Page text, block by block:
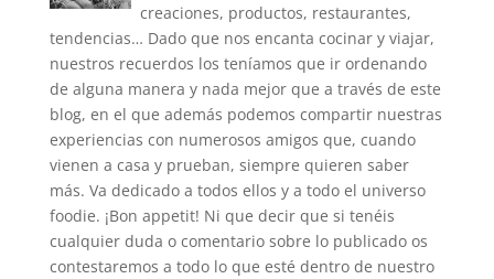
creaciones, productos, restaurantes,
tendencias… Dado que nos encanta cocinar y viajar,
nuestros recuerdos los teníamos que ir ordenando
de alguna manera y nada mejor que a través de este
blog, en el que además podemos compartir nuestras
experiencias con numerosos amigos que, cuando
vienen a casa y prueban, siempre quieren saber
más. Va dedicado a todos ellos y a todo el universo
foodie. ¡Bon appetit! Ni que decir que si tenéis
cualquier duda o comentario sobre lo publicado os
contestaremos a todo lo que esté dentro de nuestro